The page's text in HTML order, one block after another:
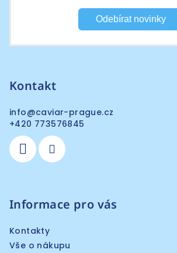
Odebírat novinky
Kontakt
info@caviar-prague.cz
+420 773576845
Informace pro vás
Kontakty
Vše o nákupu